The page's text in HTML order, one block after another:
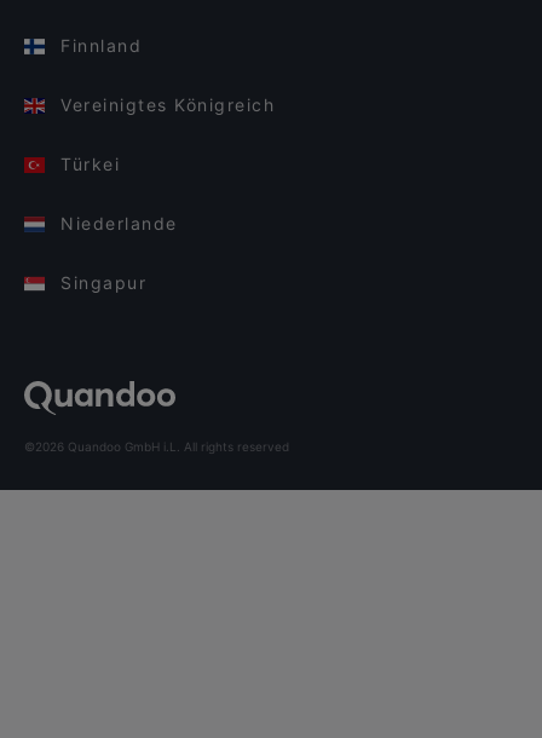
Finnland
Vereinigtes Königreich
Türkei
Niederlande
Singapur
©2026 Quandoo GmbH i.L. All rights reserved